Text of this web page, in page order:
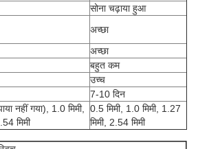
सोना चढ़ाया हुआ
अच्छा
अच्छा
बहुत कम
उच्च
7-10 दिन
नहीं गया), 1.0 मिमी,
मिमी
0.5 मिमी, 1.0 मिमी, 1.27
मिमी, 2.54 मिमी